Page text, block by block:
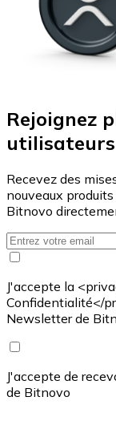
Rejoignez
utilisateurs
Recevez des
nouveaux
Bitnovo
J'accepte la
Confidentialité</
Newsletter de
J'accepte de
de Bitnovo